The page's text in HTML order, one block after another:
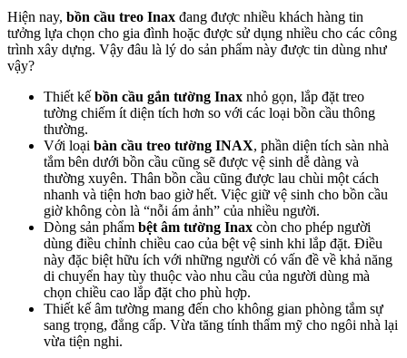
Hiện nay, bồn cầu treo Inax đang được nhiều khách hàng tin
tưởng lựa chọn cho gia đình hoặc được sử dụng nhiều cho các công
trình xây dựng. Vậy đâu là lý do sản phẩm này được tin dùng như
vậy?
Thiết kế bồn cầu gắn tường Inax nhỏ gọn, lắp đặt treo
tường chiếm ít diện tích hơn so với các loại bồn cầu thông
thường.
Với loại bàn cầu treo tường INAX, phần diện tích sàn nhà
tắm bên dưới bồn cầu cũng sẽ được vệ sinh dễ dàng và
thường xuyên. Thân bồn cầu cũng được lau chùi một cách
nhanh và tiện hơn bao giờ hết. Việc giữ vệ sinh cho bồn cầu
giờ không còn là “nỗi ám ảnh” của nhiều người.
Dòng sản phẩm bệt âm tường Inax còn cho phép người
dùng điều chỉnh chiều cao của bệt vệ sinh khi lắp đặt. Điều
này đặc biệt hữu ích với những người có vấn đề về khả năng
di chuyển hay tùy thuộc vào nhu cầu của người dùng mà
chọn chiều cao lắp đặt cho phù hợp.
Thiết kế âm tường mang đến cho không gian phòng tắm sự
sang trọng, đẳng cấp. Vừa tăng tính thẩm mỹ cho ngôi nhà lại
vừa tiện nghi.